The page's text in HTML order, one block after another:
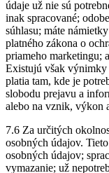
údaje už nie sú
inak spracované;
súhlasu; máte
platného zákona o
priameho marketingu;
Existujú však výnimky
platia tam, kde je
slobodu prejavu a
alebo na vznik, výkon
7.6 Za určitých
osobných údajov.
osobných údajov;
vymazanie; už